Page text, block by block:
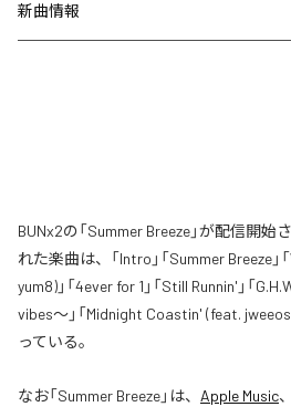
新曲情報
BUNx2の「Summer Breeze」が配信開
れた楽曲は、「Intro」「Summer Breeze」
yum8)」「4ever for 1」「Still Runnin'」「
vibes〜」「Midnight Coastin' (feat.
っている。
なお「Summer Breeze」は、 Apple Music、